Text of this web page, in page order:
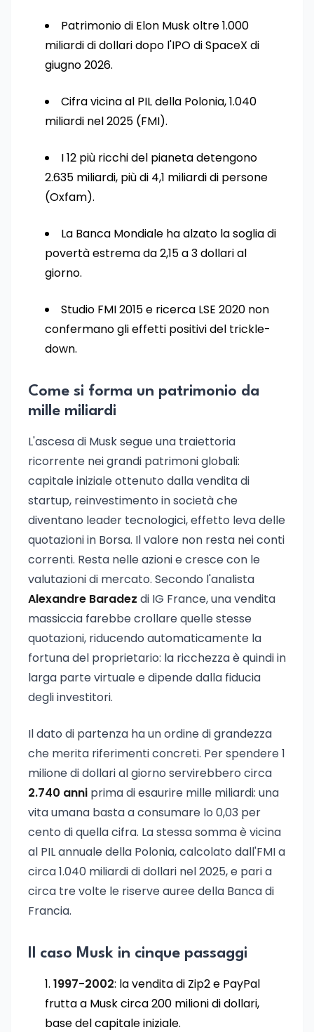
Patrimonio di Elon Musk oltre 1.000
miliardi di dollari dopo l'IPO di SpaceX di
giugno 2026.
Cifra vicina al PIL della Polonia, 1.040
miliardi nel 2025 (FMI).
I 12 più ricchi del pianeta detengono
2.635 miliardi, più di 4,1 miliardi di persone
(Oxfam).
La Banca Mondiale ha alzato la soglia di
povertà estrema da 2,15 a 3 dollari al
giorno.
Studio FMI 2015 e ricerca LSE 2020 non
confermano gli effetti positivi del trickle-
down.
Come si forma un patrimonio da
mille miliardi
L'ascesa di Musk segue una traiettoria
ricorrente nei grandi patrimoni globali:
capitale iniziale ottenuto dalla vendita di
startup, reinvestimento in società che
diventano leader tecnologici, effetto leva delle
quotazioni in Borsa. Il valore non resta nei conti
correnti. Resta nelle azioni e cresce con le
valutazioni di mercato. Secondo l'analista
Alexandre Baradez di IG France, una vendita
massiccia farebbe crollare quelle stesse
quotazioni, riducendo automaticamente la
fortuna del proprietario: la ricchezza è quindi in
larga parte virtuale e dipende dalla fiducia
degli investitori.
Il dato di partenza ha un ordine di grandezza
che merita riferimenti concreti. Per spendere 1
milione di dollari al giorno servirebbero circa
2.740 anni prima di esaurire mille miliardi: una
vita umana basta a consumare lo 0,03 per
cento di quella cifra. La stessa somma è vicina
al PIL annuale della Polonia, calcolato dall'FMI a
circa 1.040 miliardi di dollari nel 2025, e pari a
circa tre volte le riserve auree della Banca di
Francia.
Il caso Musk in cinque passaggi
1997-2002: la vendita di Zip2 e PayPal
frutta a Musk circa 200 milioni di dollari,
base del capitale iniziale.